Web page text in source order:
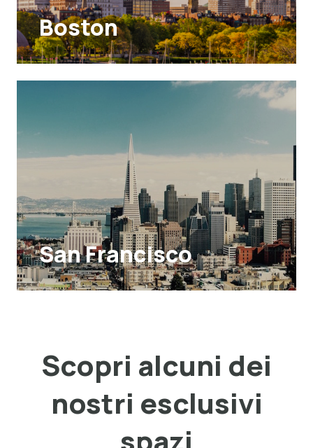
Boston
San Francisco
Scopri alcuni dei
nostri esclusivi